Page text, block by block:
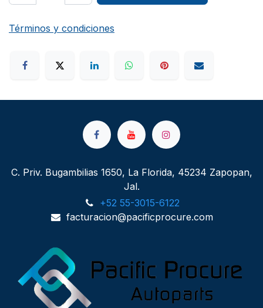
Términos y condiciones
C. Priv. Bugambilias 1650, La Florida, 45234 Zapopan,
Jal.
+52 55-3015-6122
facturacion@pacificprocure.com